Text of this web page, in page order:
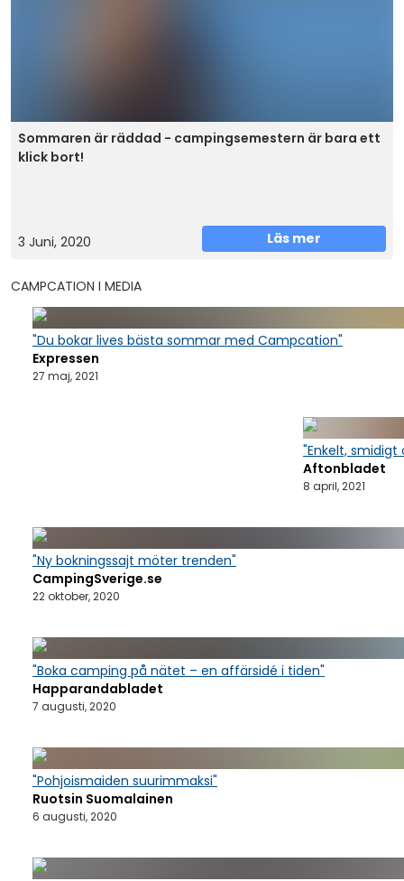
Sommaren är räddad - campingsemestern är bara ett
klick bort!
3 Juni, 2020 Läs mer
CAMPCATION I MEDIA
"Du bokar lives bästa sommar med Campcation"
Expressen
27 maj, 2021
"Enkelt,
Aftonbladet
8 april, 2021
"Ny bokningssajt möter trenden"
CampingSverige.se
22 oktober, 2020
"Boka camping på nätet – en affärsidé i tiden"
Happarandabladet
7 augusti, 2020
"Pohjoismaiden suurimmaksi"
Ruotsin Suomalainen
6 augusti, 2020